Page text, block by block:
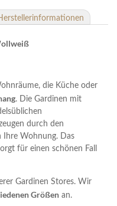
die Küche oder
. Die Gardinen mit
durch den
Wohnung. Das
für einen schönen Fall
Gardinen Stores. Wir
Größen an.